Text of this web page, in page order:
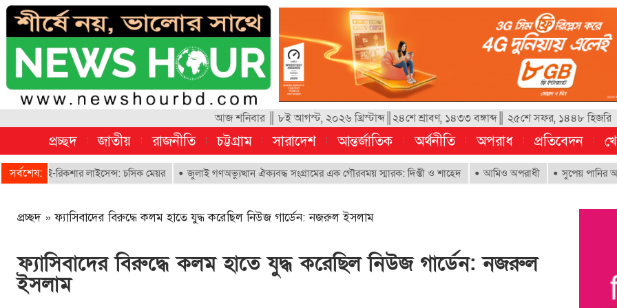
আজ শনিবার ║ ৮ই আগস্ট, ২০২৬ খ্রিস্টাব্দ║২৪শে শ্রাবণ, ১৪৩৩ বঙ্গাব্দ║ ২৫শে সফর, ১৪৪৮ হিজরি
প্রচ্ছদ জাতীয় রাজনীতি চট্টগ্রাম সারাদেশ আন্তর্জাতিক অর্থনীতি অপরাধ প্রতিবেদন
সর্বশেষ:
ই-রিকশার লাইসেন্স: চসিক মেয়র জুলাই গণঅভ্যুত্থান ঐক্যবদ্ধ সংগ্রামের এক গৌরবময় স্মারক: দিপ্তী ও শাহেদ আমিও অপরাধী সুপেয় পানির অধিকার
প্রচ্ছদ »ফ্যাসিবাদের বিরুদ্ধে কলম হাতে যুদ্ধ করেছিল নিউজ গার্ডেন: নজরুল ইসলাম
ফ্যাসিবাদের বিরুদ্ধে কলম হাতে যুদ্ধ করেছিল নিউজ গার্ডেন: নজরুল
ইসলাম